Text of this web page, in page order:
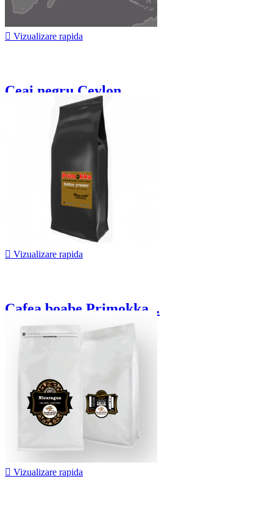
 Vizualizare rapida
Ceai negru Ceylon...
 Vizualizare rapida
Cafea boabe Primokka...
62,50 lei
 Vizualizare rapida